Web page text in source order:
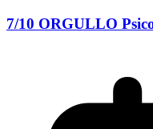
7/10 ORGULLO